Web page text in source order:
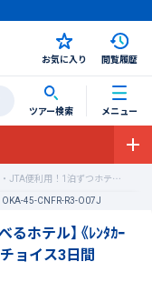
お気に入り 閲覧履歴
ツアー検索 メニュー
レンタカー付≪人気ホテルをラインナップ！≫JAL・JTA便利用！1泊ずつホテルが選べる沖縄本島フリーチョイス
OKA-45-CNFR-R3-O07J
ホテル】《ﾚﾝﾀｶｰ
ョイス3日間